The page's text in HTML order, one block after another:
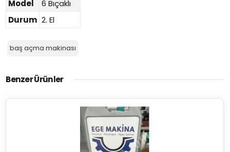
Model
6 Bıçaklı
Durum 2. El
baş açma makinası
Benzer Ürünler